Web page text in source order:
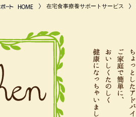
在宅食事療養サポートサービス